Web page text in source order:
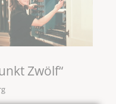
Zwölf“